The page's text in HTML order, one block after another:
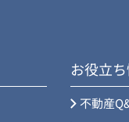
お役立
不動産